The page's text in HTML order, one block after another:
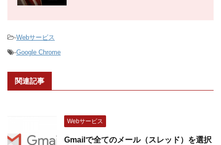
-Webサービス
-Google Chrome
関連記事
Webサービス
Gmailで全てのメール（スレッド）を選択